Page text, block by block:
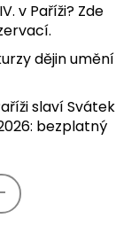
v Paříži? Zde
dějin umění
slaví Svátek
bezplatný